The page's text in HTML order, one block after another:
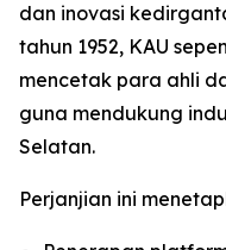
dan inovasi
tahun 1952, KAU
mencetak para ahli
guna mendukung
Selatan.
Perjanjian ini